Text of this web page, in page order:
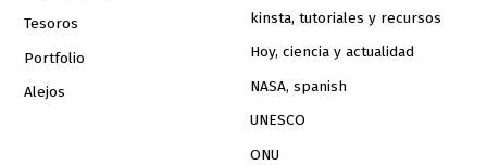
Tesoros
Portfolio
Alejos
kinsta, tutoriales y recursos
Hoy, ciencia y actualidad
NASA, spanish
UNESCO
ONU